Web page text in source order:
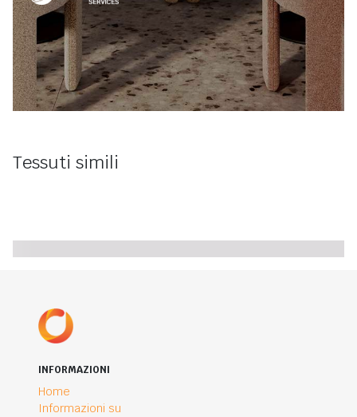
Tessuti simili
INFORMAZIONI
Home
Informazioni su